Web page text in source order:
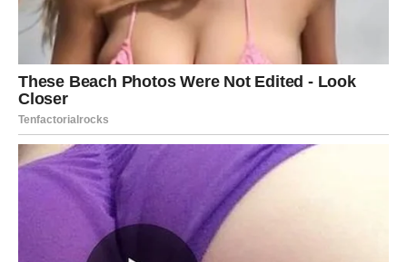
sumnjajte u svoju vrijednost i ne dozvolite da vas
prošlost zaustavi.
Sudbina vam sada otvara vrata mnogo ljepšeg perioda, ali
je potrebno da vjerujete sebi više nego ikada prije.
Ovaj vikend mogao bi biti početak svega onoga o čemu
ste dugo maštali.